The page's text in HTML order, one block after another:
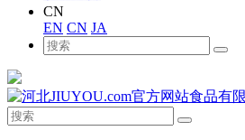
CN
EN CN JA